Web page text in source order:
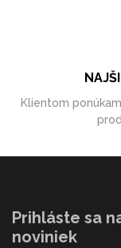
Klientom
Prihláste sa
noviniek